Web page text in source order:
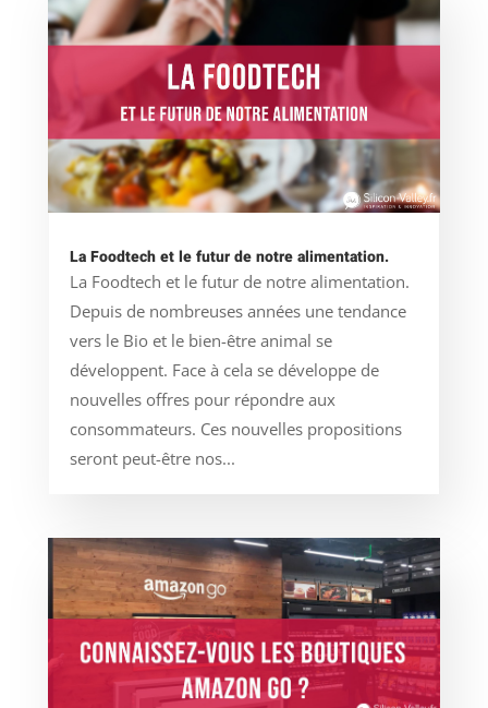
La Foodtech et le futur de notre alimentation.
La Foodtech et le futur de notre alimentation.
Depuis de nombreuses années une tendance
vers le Bio et le bien-être animal se
développent. Face à cela se développe de
nouvelles offres pour répondre aux
consommateurs. Ces nouvelles propositions
seront peut-être nos...